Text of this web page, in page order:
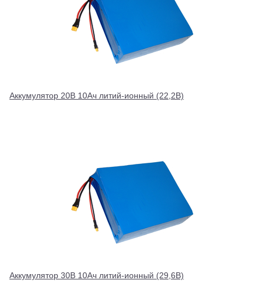
Аккумулятор 20В 10Ач литий-ионный (22,2В)
Аккумулятор 30В 10Ач литий-ионный (29,6В)